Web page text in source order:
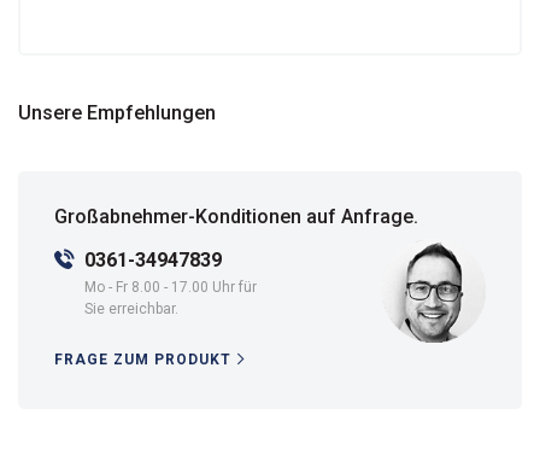
Unsere Empfehlungen
Großabnehmer-Konditionen auf Anfrage.
0361-34947839
Mo - Fr 8.00 - 17.00 Uhr für
Sie erreichbar.
FRAGE ZUM PRODUKT